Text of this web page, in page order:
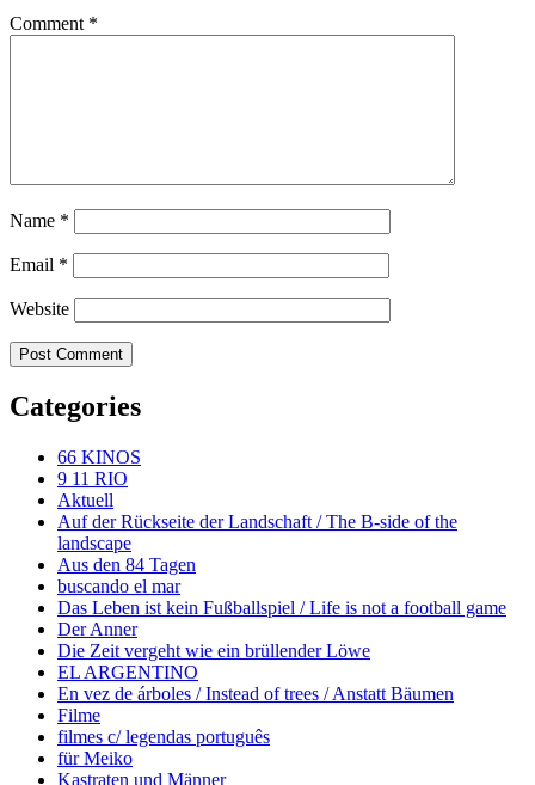
Comment *
Name *
Email *
Website
Categories
66 KINOS
9 11 RIO
Aktuell
Auf der Rückseite der Landschaft / The B-side of the
landscape
Aus den 84 Tagen
buscando el mar
Das Leben ist kein Fußballspiel / Life is not a football game
Der Anner
Die Zeit vergeht wie ein brüllender Löwe
EL ARGENTINO
En vez de árboles / Instead of trees / Anstatt Bäumen
Filme
filmes c/ legendas português
für Meiko
Kastraten und Männer